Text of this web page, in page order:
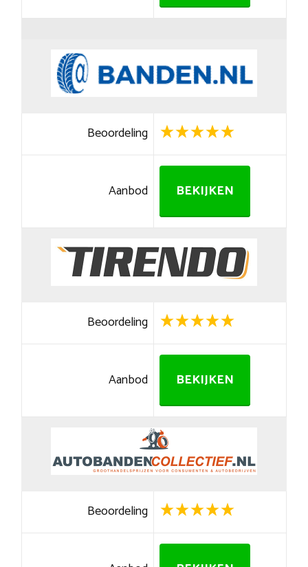
Beoordeling
Aanbod BEKIJKEN
Beoordeling
Aanbod BEKIJKEN
Beoordeling